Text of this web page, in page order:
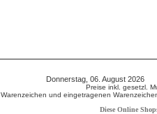
Donnerstag, 06. August
Preise inkl. gesetzl.
und eingetragenen
Diese Online